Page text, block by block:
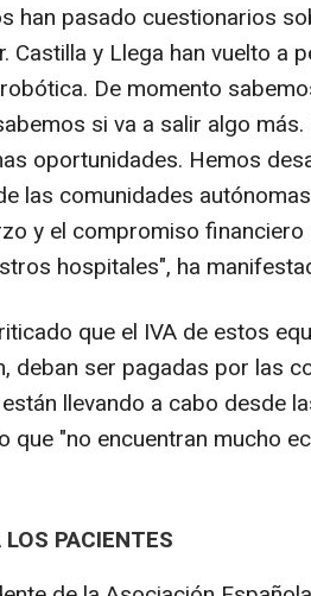
han pasado cuestionarios
Castilla y Llega han vuelto a
De momento
si va a salir algo
oportunidades. Hemos
las comunidades
y el compromiso
hospitales", ha
que el IVA de estos
deban ser pagadas por las
llevando a cabo desde
que "no encuentran mucho
PACIENTES